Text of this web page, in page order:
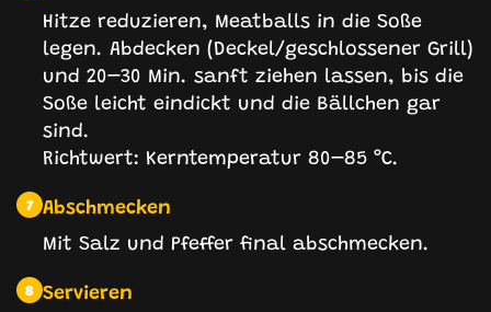
Hitze reduzieren, Meatballs in die Soße
legen. Abdecken (Deckel/geschlossener Grill)
und 20–30 Min. sanft ziehen lassen, bis die
Soße leicht eindickt und die Bällchen gar
sind.
Richtwert: Kerntemperatur 80–85 °C.
7 Abschmecken
Mit Salz und Pfeffer final abschmecken.
8 Servieren